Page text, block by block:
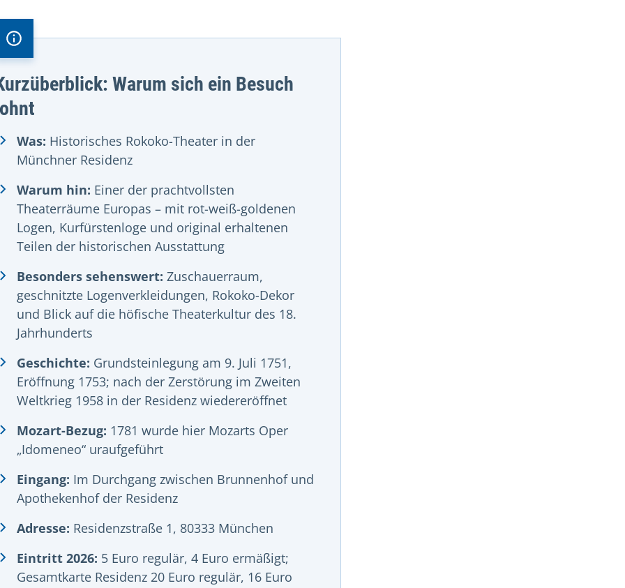
Warum sich ein Besuch
lohnt
Was: Historisches Rokoko-Theater in der
Münchner Residenz
Warum hin: Einer der prachtvollsten
Theaterräume Europas – mit rot-weiß-goldenen
Logen, Kurfürstenloge und original erhaltenen
Teilen der historischen Ausstattung
Besonders sehenswert: Zuschauerraum,
geschnitzte Logenverkleidungen, Rokoko-Dekor
und Blick auf die höfische Theaterkultur des 18.
Jahrhunderts
Geschichte: Grundsteinlegung am 9. Juli 1751,
Eröffnung 1753; nach der Zerstörung im Zweiten
Weltkrieg 1958 in der Residenz wiedereröffnet
Mozart-Bezug: 1781 wurde hier Mozarts Oper
„Idomeneo“ uraufgeführt
Eingang: Im Durchgang zwischen Brunnenhof und
Apothekenhof der Residenz
Adresse: Residenzstraße 1, 80333 München
Eintritt 2026: 5 Euro regulär, 4 Euro ermäßigt;
Gesamtkarte Residenz 20 Euro regulär, 16 Euro